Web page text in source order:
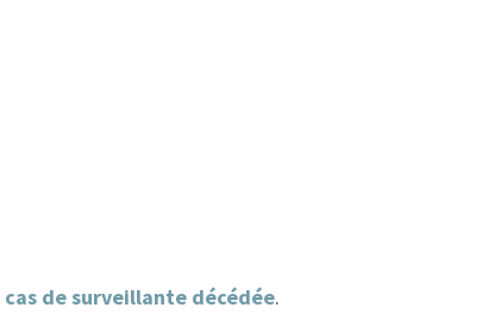
cas de surveillante décédée.